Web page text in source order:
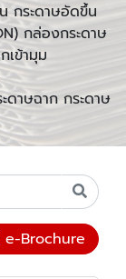
กระดาษอัดขึ้น
กล่องกระดาษ
เข้ามุม
ดาษฉาก กระดาษ
e-Brochure